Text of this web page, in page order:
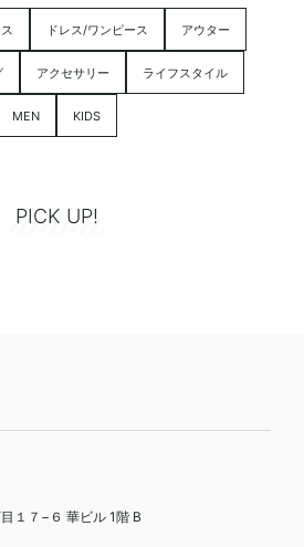
ドレス/ワンピース アウター
アクセサリー ライフスタイル
MEN KIDS
PICK UP!
１７−６ 華ビル 1階 B